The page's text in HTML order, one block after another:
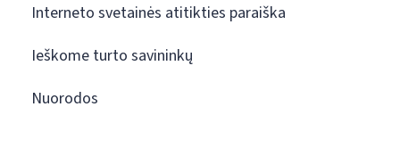
Interneto svetainės atitikties paraiška
Ieškome turto savininkų
Nuorodos